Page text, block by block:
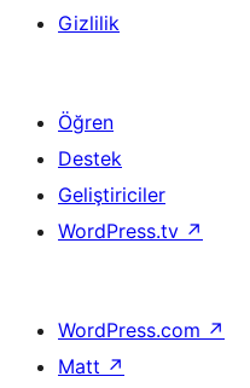
Gizlilik
Öğren
Destek
Geliştiriciler
WordPress.tv ↗
WordPress.com ↗
Matt ↗